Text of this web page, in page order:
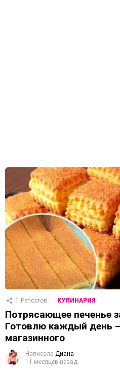
1 Репостов КУЛИНАРИЯ
Потрясающее печенье
Готовлю каждый день
магазинного
Написала Диана
11 месяцев назад